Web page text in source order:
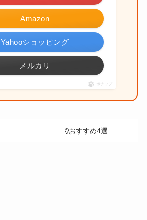
Amazon
Yahooショッピング
メルカリ
ポチップ
おすすめ4選